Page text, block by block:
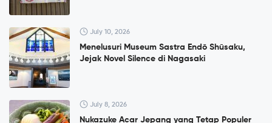
July 10, 2026
Menelusuri Museum Sastra Endō Shūsaku,
Jejak Novel Silence di Nagasaki
July 8, 2026
Nukazuke Acar Jepang yang Tetap Populer